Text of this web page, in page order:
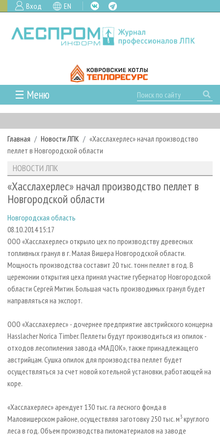
Вход EN
☰ Меню
ГЛАВНАЯ
РУБРИКИ И ТЕМЫ
РУБРИКИ ЖУРНАЛА
ЛЕСОЗАГОТОВКА
ЛЕСОПИЛЕНИЕ
СУШКА ДРЕВЕСИНЫ
ПРОИЗВОДСТВО ДРЕВЕСНЫХ ПЛИТ
ДЕРЕВЯННОЕ ДОМОСТРОЕНИЕ
ПРОИЗВОДСТВО МЕБЕЛИ
БИОЭНЕРГЕТИКА
ИНСТРУМЕНТ И МАТЕРИАЛЫ
НОВОСТИ
НОВОСТИ ЛПК
НОВОСТИ ЖУРНАЛА
ПРОЕКТЫ ЛПИ
АНАЛИТИКА
ПРЕДПРИЯТИЯ ЛПК
ПЕРСОНЫ
МОБИЛЬНЫЕ ВЫСТАВКИ
ОФИЦИАЛЬНЫЕ ДЕЛЕГАЦИИ
ПРИОРИТЕТНЫЕ ИНВЕСТПРОЕКТЫ
RUSSIAN FORESTRY REVIEW
БИБЛИОТЕКА СПЕЦИАЛИСТА
АРХИВ
АРХИВ ЖУРНАЛОВ
О ЖУРНАЛЕ
ПОДПИСКА
КОНТАКТЫ
РЕКЛАМОДАТЕЛЯМ
РЕКЛАМА
РЕКЛАМА НА САЙТЕ
Главная Новости ЛПК
«Хасслахерлес» начал производство
пеллет в Новгородской области
НОВОСТИ ЛПК
«Хасслахерлес» начал производство пеллет в
Новгородской области
Новгородская область
08.10.2014 15:17
ООО «Хасслахерлес» открыло цех по производству древесных
топливных гранул в г. Малая Вишера Новгородской области.
Мощность производства составит 20 тыс. тонн пеллет в год. В
церемонии открытия цеха принял участие губернатор Новгородской
области Сергей Митин. Большая часть производимых гранул будет
направляться на экспорт.
ООО «Хасслахерлес» - дочернее предприятие австрийского концерна
Hasslaсher Norica Timber. Пеллеты будут производиться из опилок -
отходов лесопиления завода «МАДОК», также принадлежащего
австрийцам. Сушка опилок для производства пеллет будет
осуществляться за счет новой котельной установки, работающей на
коре.
«Хасслахерлес» арендует 130 тыс. га лесного фонда в
Маловишерском районе, осуществляя заготовку 250 тыс. м3 круглого
леса в год. Объем производства пиломатериалов на заводе